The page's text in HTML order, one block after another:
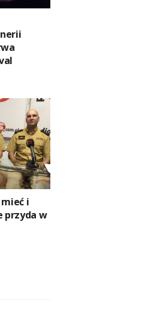
i
przyda w